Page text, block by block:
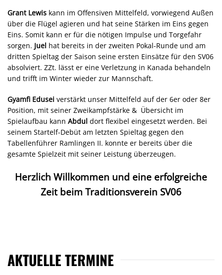
Grant Lewis kann im Offensiven Mittelfeld, vorwiegend Außen
über die Flügel agieren und hat seine Stärken im Eins gegen
Eins. Somit kann er für die nötigen Impulse und Torgefahr
sorgen. Juel hat bereits in der zweiten Pokal-Runde und am
dritten Spieltag der Saison seine ersten Einsätze für den SV06
absolviert. ZZt. lässt er eine Verletzung in Kanada behandeln
und trifft im Winter wieder zur Mannschaft.
Gyamfi Edusei verstärkt unser Mittelfeld auf der 6er oder 8er
Position, mit seiner Zweikampfstärke & Übersicht im
Spielaufbau kann Abdul dort flexibel eingesetzt werden. Bei
seinem Startelf-Debüt am letzten Spieltag gegen den
Tabellenführer Ramlingen II. konnte er bereits über die
gesamte Spielzeit mit seiner Leistung überzeugen.
Herzlich Willkommen und eine erfolgreiche
Zeit beim Traditionsverein SV06
AKTUELLE TERMINE